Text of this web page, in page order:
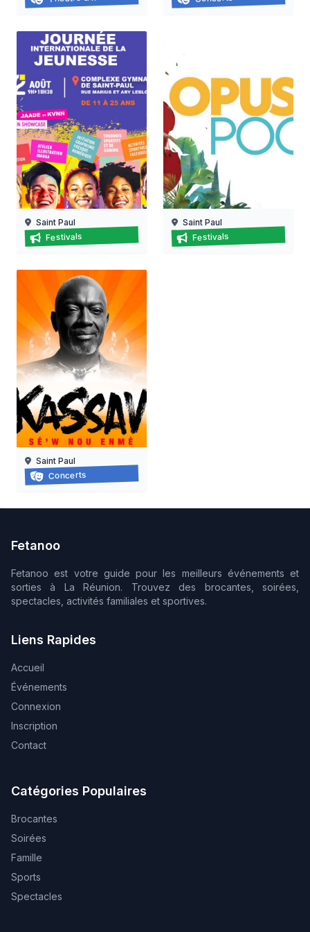
21/03/2026 au 07/08/2026
Journée internationale de la jeunesse
12/08/2026
Saint Paul
Festivals Festival opus pocus
15/08/2026 au
Saint Paul
Festivals
Kassav en concert à la réunion
15/08/2026
Saint Paul
Concerts
Fetanoo
Fetanoo est votre guide pour les meilleurs événements et
sorties à La Réunion. Trouvez des brocantes, soirées,
spectacles, activités familiales et sportives.
Liens Rapides
Accueil
Événements
Connexion
Inscription
Contact
Catégories Populaires
Brocantes
Soirées
Famille
Sports
Spectacles